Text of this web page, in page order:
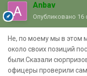
Anbav
Опубликовано 16
Не, по моему мы в этом
около своих позиций
были.Сказали
офицеры проверили